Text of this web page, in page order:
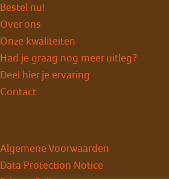
Bestel nu!
Over ons
Onze kwaliteiten
Had je graag nog meer uitleg?
Deel hier je ervaring
Contact
Algemene Voorwaarden
Data Protection Notice